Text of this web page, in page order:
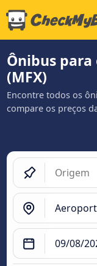
Ônibus
(MFX)
Encontre todos os
compare os preços